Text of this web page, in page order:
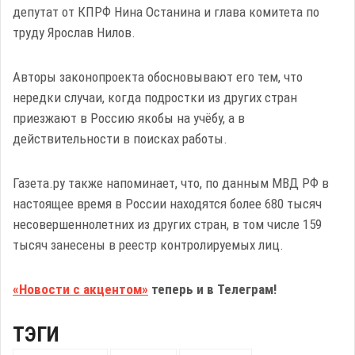
депутат от КПРФ Нина Останина и глава комитета по
труду Ярослав Нилов.
Авторы законопроекта обосновывают его тем, что
нередки случаи, когда подростки из других стран
приезжают в Россию якобы на учёбу, а в
действительности в поисках работы.
Газета.ру также напоминает, что, по данным МВД РФ в
настоящее время в России находятся более 680 тысяч
несовершеннолетних из других стран, в том числе 159
тысяч занесены в реестр контролируемых лиц.
«Новости с акцентом» теперь и в Телеграм!
ТЭГИ